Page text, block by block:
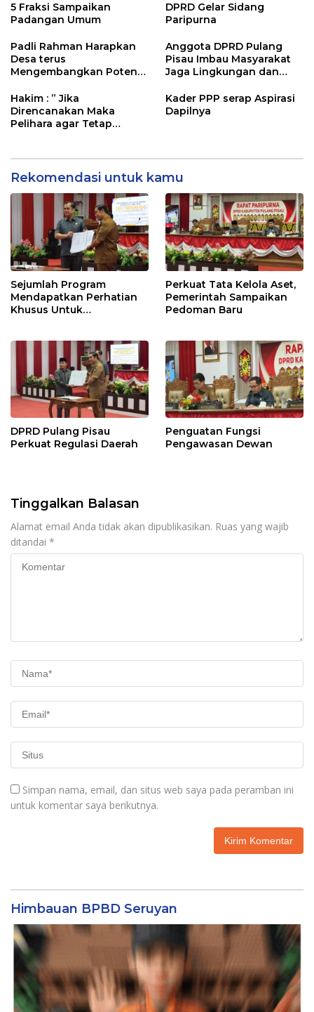
5 Fraksi Sampaikan
Padangan Umum
DPRD Gelar Sidang
Paripurna
Padli Rahman Harapkan
Desa terus
Mengembangkan Potensi
Anggota DPRD Pulang
Pisau Imbau Masyarakat
Jaga Lingkungan dan
Gozila
Hakim : ” Jika
Direncanakan Maka
Pelihara agar Tetap
Kader PPP serap Aspirasi
Dapilnya
Rekomendasi untuk kamu
Sejumlah Program
Mendapatkan Perhatian
Khusus Untuk
Perkuat Tata Kelola Aset,
Pemerintah Sampaikan
Pedoman Baru
DPRD Pulang Pisau
Perkuat Regulasi Daerah
Penguatan Fungsi
Pengawasan Dewan
Tinggalkan Balasan
Alamat email Anda tidak akan dipublikasikan. Ruas yang wajib
ditandai *
Simpan nama, email, dan situs web saya pada peramban ini
untuk komentar saya berikutnya.
Himbauan BPBD Seruyan